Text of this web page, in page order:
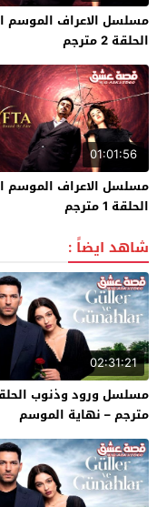
مسلسل الاعراف الموسم
الحلقة 2 مترجم
01:01:56
مسلسل الاعراف الموسم
الحلقة 1 مترجم
شاهد ايضاً :
02:31:21
مترجم – نهاية الموسم